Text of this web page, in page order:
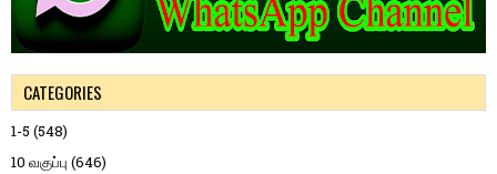
CATEGORIES
1-5 (548)
10 வகுப்பு (646)